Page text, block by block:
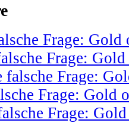
Frage: Gold
Frage:
falsche Frage:
Frage: Gold
Frage: